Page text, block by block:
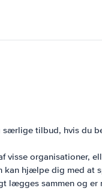
tilbud, hvis du
visse organisationer,
kan hjælpe dig med at
lægges sammen og